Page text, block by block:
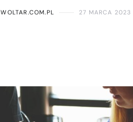
WOLTAR.COM.PL 27 MARCA 2023